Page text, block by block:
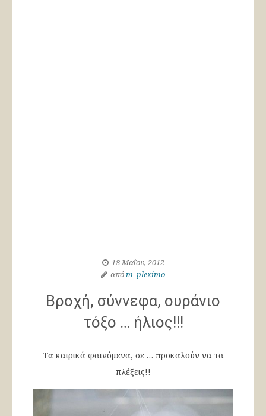
18 Μαΐου, 2012
απόm_pleximo
Βροχή, σύννεφα, ουράνιο
τόξο … ήλιος!!!
Τα καιρικά φαινόμενα, σε … προκαλούν να τα
πλέξεις!!